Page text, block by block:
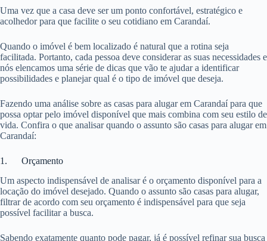
Uma vez que a casa deve ser um ponto confortável, estratégico e
acolhedor para que facilite o seu cotidiano em Carandaí.
Quando o imóvel é bem localizado é natural que a rotina seja
facilitada. Portanto, cada pessoa deve considerar as suas necessidades e
nós elencamos uma série de dicas que vão te ajudar a identificar
possibilidades e planejar qual é o tipo de imóvel que deseja.
Fazendo uma análise sobre as casas para alugar em Carandaí para que
possa optar pelo imóvel disponível que mais combina com seu estilo de
vida. Confira o que analisar quando o assunto são casas para alugar em
Carandaí:
1. Orçamento
Um aspecto indispensável de analisar é o orçamento disponível para a
locação do imóvel desejado. Quando o assunto são casas para alugar,
filtrar de acordo com seu orçamento é indispensável para que seja
possível facilitar a busca.
Sabendo exatamente quanto pode pagar, já é possível refinar sua busca